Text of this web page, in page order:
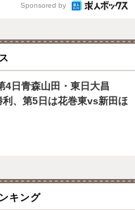
Sponsored by
4日青森山田・東日大昌
、第5日は花巻東vs新田ほ
キング